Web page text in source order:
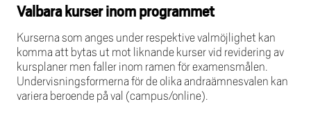
Valbara kurser inom programmet
Kurserna som anges under respektive valmöjlighet kan
komma att bytas ut mot liknande kurser vid revidering av
kursplaner men faller inom ramen för examensmålen.
Undervisningsformerna för de olika andraämnesvalen kan
variera beroende på val (campus/online).